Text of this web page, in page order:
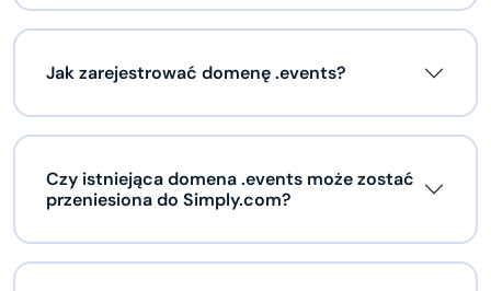
Jak zarejestrować domenę .events?
Czy istniejąca domena .events może zostać
przeniesiona do Simply.com?